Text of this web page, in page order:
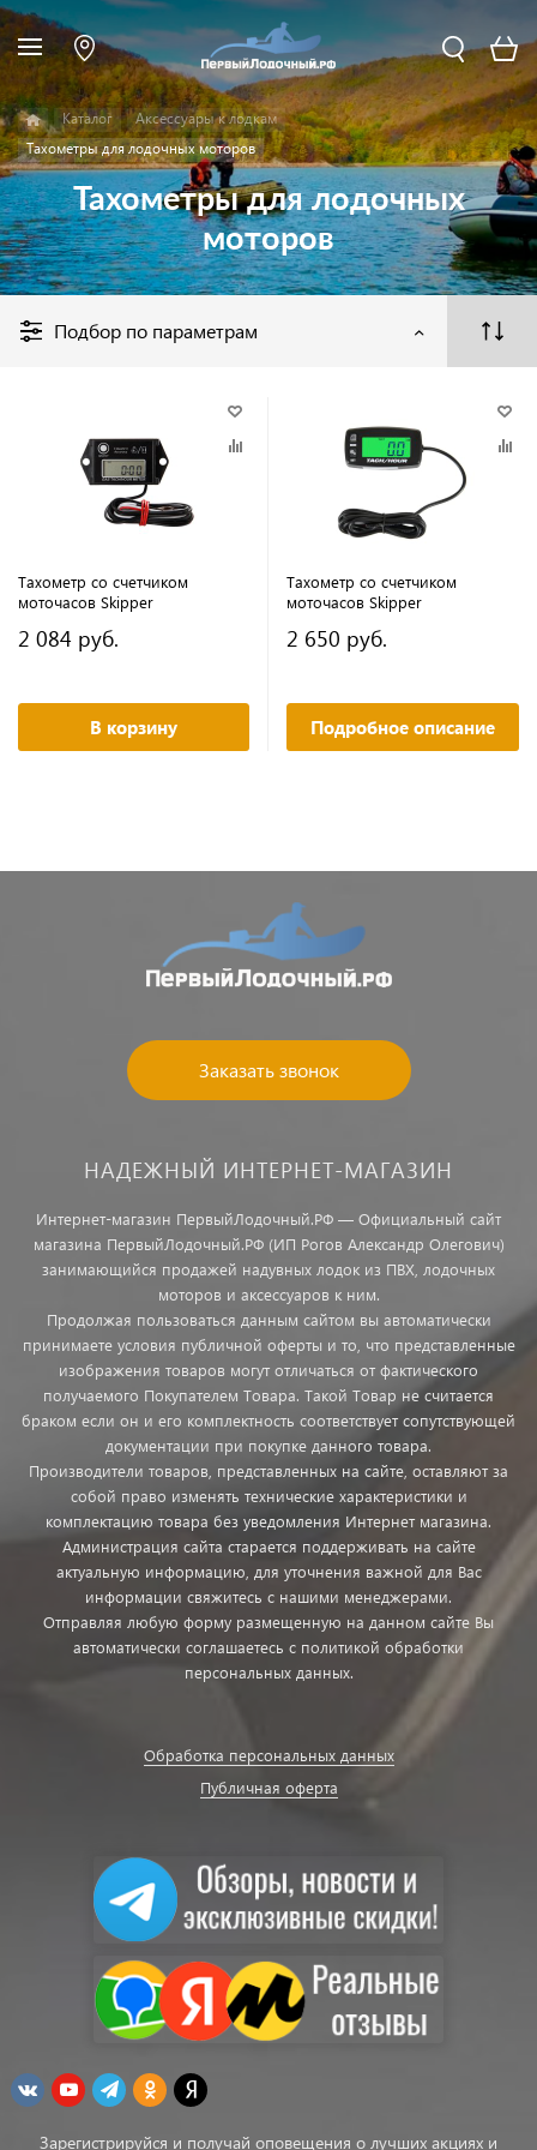
Каталог
Аксессуары к лодкам
Тахометры для лодочных моторов
Тахометры для лодочных
моторов
Подбор по параметрам
Тахометр со счетчиком
моточасов Skipper
2 084 руб.
В корзину
Тахометр со счетчиком
моточасов Skipper
2 650 руб.
Подробное описание
Заказать звонок
НАДЕЖНЫЙ ИНТЕРНЕТ-МАГАЗИН
Интернет-магазин ПервыйЛодочный.РФ — Официальный сайт
магазина ПервыйЛодочный.РФ (ИП Рогов Александр Олегович)
занимающийся продажей надувных лодок из ПВХ, лодочных
моторов и аксессуаров к ним.
Продолжая пользоваться данным сайтом вы автоматически
принимаете условия публичной оферты и то, что представленные
изображения товаров могут отличаться от фактического
получаемого Покупателем Товара. Такой Товар не считается
браком если он и его комплектность соответствует сопутствующей
документации при покупке данного товара.
Производители товаров, представленных на сайте, оставляют за
собой право изменять технические характеристики и
комплектацию товара без уведомления Интернет магазина.
Администрация сайта старается поддерживать на сайте
актуальную информацию, для уточнения важной для Вас
информации свяжитесь с нашими менеджерами.
Отправляя любую форму размещенную на данном сайте Вы
автоматически соглашаетесь с политикой обработки
персональных данных.
Обработка персональных данных
Публичная оферта
Зарегистрируйся и получай оповещения о лучших акциях и